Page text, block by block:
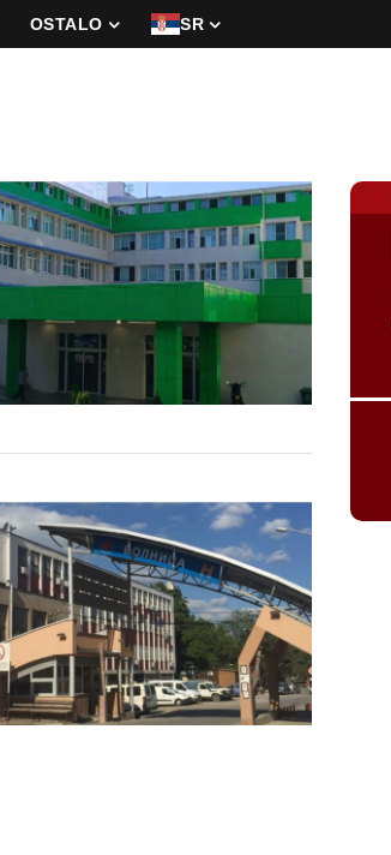
OSTALO SR